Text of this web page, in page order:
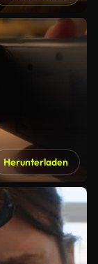
Herunterladen